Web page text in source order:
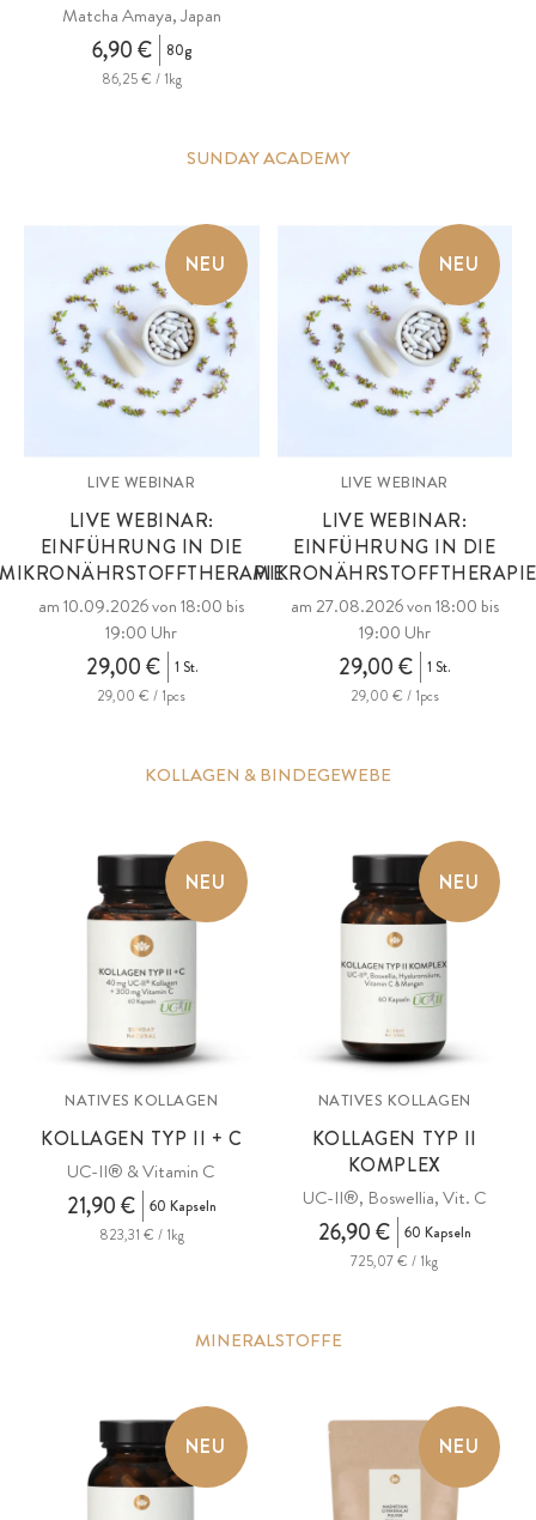
Matcha Amaya, Japan
6,90 €
80g
86,25 € / 1kg
SUNDAY ACADEMY
NEU
LIVE WEBINAR
LIVE WEBINAR:
EINFÜHRUNG IN DIE
MIKRONÄHRSTOFFTHERAPIE
am 10.09.2026 von 18:00 bis
19:00 Uhr
29,00 €
1 St.
29,00 € / 1pcs
NEU
LIVE WEBINAR
LIVE WEBINAR:
EINFÜHRUNG IN DIE
MIKRONÄHRSTOFFTHERAPIE
am 27.08.2026 von 18:00 bis
19:00 Uhr
29,00 €
1 St.
29,00 € / 1pcs
KOLLAGEN & BINDEGEWEBE
NEU
NATIVES KOLLAGEN
KOLLAGEN TYP II + C
UC-II® & Vitamin C
21,90 €
60 Kapseln
823,31 € / 1kg
NEU
NATIVES KOLLAGEN
KOLLAGEN TYP II
KOMPLEX
UC-II®, Boswellia, Vit. C
26,90 €
60 Kapseln
725,07 € / 1kg
MINERALSTOFFE
NEU NEU